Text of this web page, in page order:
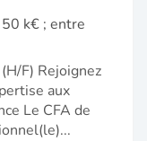
k€ ; entre
F) Rejoignez
aux
Le CFA de